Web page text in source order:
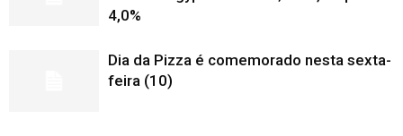
4,0%
Dia da Pizza é comemorado nesta sexta-
feira (10)